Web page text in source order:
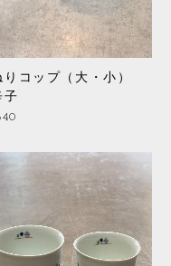
りコップ（大・小）
子